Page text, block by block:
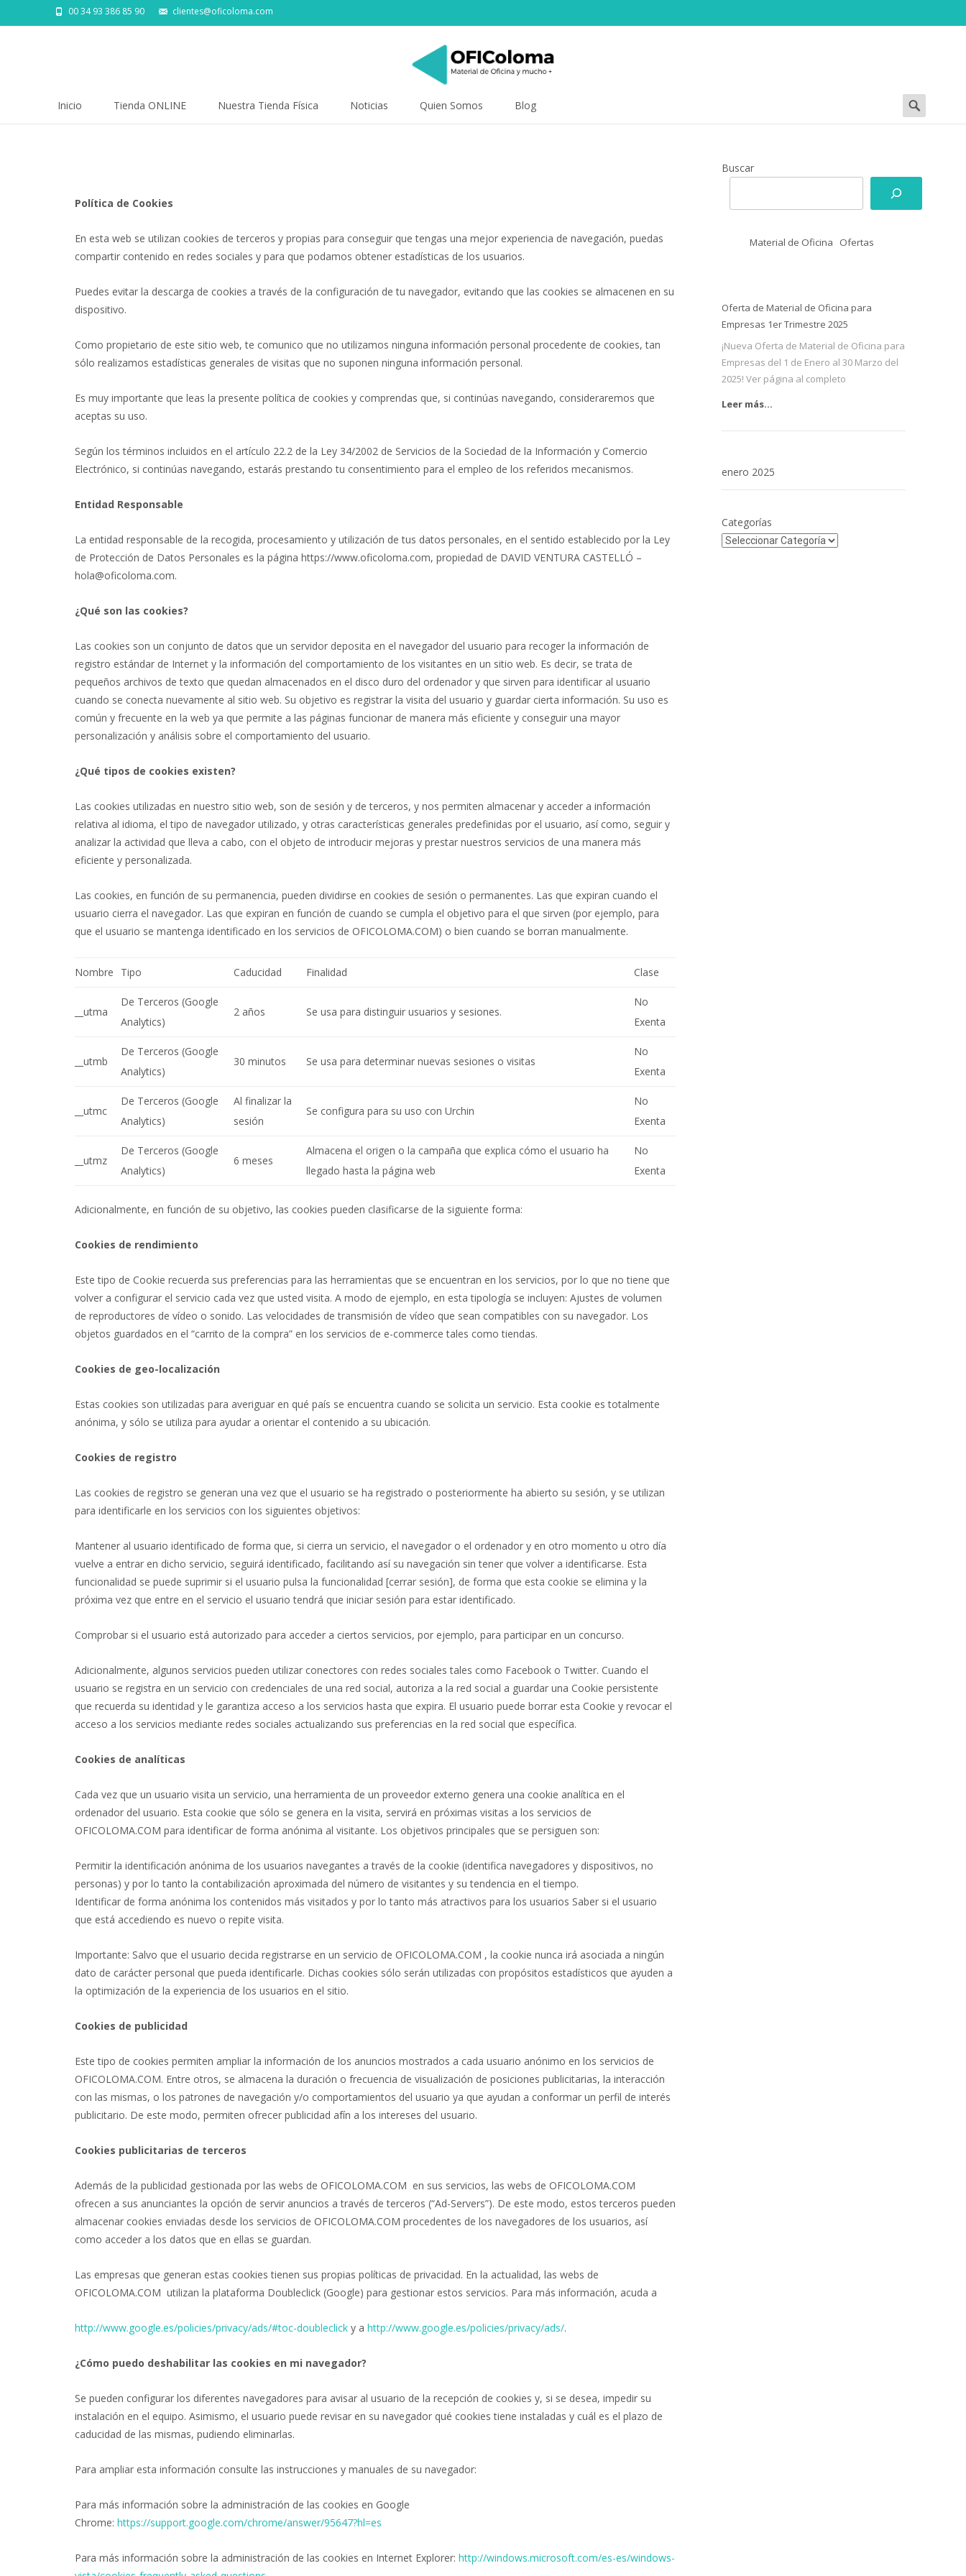
00 34 93 386 85 90 clientes@oficoloma.com
Inicio Tienda ONLINE Nuestra Tienda Física Noticias Quien Somos Blog
Buscar
por:
Política de Cookies
En esta web se utilizan cookies de terceros y propias para conseguir que tengas una mejor experiencia de navegación, puedas
compartir contenido en redes sociales y para que podamos obtener estadísticas de los usuarios.
Puedes evitar la descarga de cookies a través de la configuración de tu navegador, evitando que las cookies se almacenen en su
dispositivo.
Como propietario de este sitio web, te comunico que no utilizamos ninguna información personal procedente de cookies, tan
sólo realizamos estadísticas generales de visitas que no suponen ninguna información personal.
Es muy importante que leas la presente política de cookies y comprendas que, si continúas navegando, consideraremos que
aceptas su uso.
Según los términos incluidos en el artículo 22.2 de la Ley 34/2002 de Servicios de la Sociedad de la Información y Comercio
Electrónico, si continúas navegando, estarás prestando tu consentimiento para el empleo de los referidos mecanismos.
Entidad Responsable
La entidad responsable de la recogida, procesamiento y utilización de tus datos personales, en el sentido establecido por la Ley
de Protección de Datos Personales es la página https://www.oficoloma.com, propiedad de DAVID VENTURA CASTELLÓ –
hola@oficoloma.com.
¿Qué son las cookies?
Las cookies son un conjunto de datos que un servidor deposita en el navegador del usuario para recoger la información de
registro estándar de Internet y la información del comportamiento de los visitantes en un sitio web. Es decir, se trata de
pequeños archivos de texto que quedan almacenados en el disco duro del ordenador y que sirven para identificar al usuario
cuando se conecta nuevamente al sitio web. Su objetivo es registrar la visita del usuario y guardar cierta información. Su uso es
común y frecuente en la web ya que permite a las páginas funcionar de manera más eficiente y conseguir una mayor
personalización y análisis sobre el comportamiento del usuario.
¿Qué tipos de cookies existen?
Las cookies utilizadas en nuestro sitio web, son de sesión y de terceros, y nos permiten almacenar y acceder a información
relativa al idioma, el tipo de navegador utilizado, y otras características generales predefinidas por el usuario, así como, seguir y
analizar la actividad que lleva a cabo, con el objeto de introducir mejoras y prestar nuestros servicios de una manera más
eficiente y personalizada.
Las cookies, en función de su permanencia, pueden dividirse en cookies de sesión o permanentes. Las que expiran cuando el
usuario cierra el navegador. Las que expiran en función de cuando se cumpla el objetivo para el que sirven (por ejemplo, para
que el usuario se mantenga identificado en los servicios de OFICOLOMA.COM) o bien cuando se borran manualmente.
Nombre Tipo Caducidad Finalidad Clase
__utma
De Terceros (Google
Analytics)
2 años Se usa para distinguir usuarios y sesiones.
No
Exenta
__utmb
De Terceros (Google
Analytics)
30 minutos Se usa para determinar nuevas sesiones o visitas
No
Exenta
__utmc
De Terceros (Google
Analytics)
Al finalizar la
sesión
Se configura para su uso con Urchin
No
Exenta
__utmz
De Terceros (Google
Analytics)
6 meses
Almacena el origen o la campaña que explica cómo el usuario ha
llegado hasta la página web
No
Exenta
Adicionalmente, en función de su objetivo, las cookies pueden clasificarse de la siguiente forma:
Cookies de rendimiento
Este tipo de Cookie recuerda sus preferencias para las herramientas que se encuentran en los servicios, por lo que no tiene que
volver a configurar el servicio cada vez que usted visita. A modo de ejemplo, en esta tipología se incluyen: Ajustes de volumen
de reproductores de vídeo o sonido. Las velocidades de transmisión de vídeo que sean compatibles con su navegador. Los
objetos guardados en el “carrito de la compra” en los servicios de e-commerce tales como tiendas.
Cookies de geo-localización
Estas cookies son utilizadas para averiguar en qué país se encuentra cuando se solicita un servicio. Esta cookie es totalmente
anónima, y sólo se utiliza para ayudar a orientar el contenido a su ubicación.
Cookies de registro
Las cookies de registro se generan una vez que el usuario se ha registrado o posteriormente ha abierto su sesión, y se utilizan
para identificarle en los servicios con los siguientes objetivos:
Mantener al usuario identificado de forma que, si cierra un servicio, el navegador o el ordenador y en otro momento u otro día
vuelve a entrar en dicho servicio, seguirá identificado, facilitando así su navegación sin tener que volver a identificarse. Esta
funcionalidad se puede suprimir si el usuario pulsa la funcionalidad [cerrar sesión], de forma que esta cookie se elimina y la
próxima vez que entre en el servicio el usuario tendrá que iniciar sesión para estar identificado.
Comprobar si el usuario está autorizado para acceder a ciertos servicios, por ejemplo, para participar en un concurso.
Adicionalmente, algunos servicios pueden utilizar conectores con redes sociales tales como Facebook o Twitter. Cuando el
usuario se registra en un servicio con credenciales de una red social, autoriza a la red social a guardar una Cookie persistente
que recuerda su identidad y le garantiza acceso a los servicios hasta que expira. El usuario puede borrar esta Cookie y revocar el
acceso a los servicios mediante redes sociales actualizando sus preferencias en la red social que específica.
Cookies de analíticas
Cada vez que un usuario visita un servicio, una herramienta de un proveedor externo genera una cookie analítica en el
ordenador del usuario. Esta cookie que sólo se genera en la visita, servirá en próximas visitas a los servicios de
OFICOLOMA.COM para identificar de forma anónima al visitante. Los objetivos principales que se persiguen son:
Permitir la identificación anónima de los usuarios navegantes a través de la cookie (identifica navegadores y dispositivos, no
personas) y por lo tanto la contabilización aproximada del número de visitantes y su tendencia en el tiempo.
Identificar de forma anónima los contenidos más visitados y por lo tanto más atractivos para los usuarios Saber si el usuario
que está accediendo es nuevo o repite visita.
Importante: Salvo que el usuario decida registrarse en un servicio de OFICOLOMA.COM , la cookie nunca irá asociada a ningún
dato de carácter personal que pueda identificarle. Dichas cookies sólo serán utilizadas con propósitos estadísticos que ayuden a
la optimización de la experiencia de los usuarios en el sitio.
Cookies de publicidad
Este tipo de cookies permiten ampliar la información de los anuncios mostrados a cada usuario anónimo en los servicios de
OFICOLOMA.COM. Entre otros, se almacena la duración o frecuencia de visualización de posiciones publicitarias, la interacción
con las mismas, o los patrones de navegación y/o comportamientos del usuario ya que ayudan a conformar un perfil de interés
publicitario. De este modo, permiten ofrecer publicidad afín a los intereses del usuario.
Cookies publicitarias de terceros
Además de la publicidad gestionada por las webs de OFICOLOMA.COM en sus servicios, las webs de OFICOLOMA.COM
ofrecen a sus anunciantes la opción de servir anuncios a través de terceros (“Ad-Servers”). De este modo, estos terceros pueden
almacenar cookies enviadas desde los servicios de OFICOLOMA.COM procedentes de los navegadores de los usuarios, así
como acceder a los datos que en ellas se guardan.
Las empresas que generan estas cookies tienen sus propias políticas de privacidad. En la actualidad, las webs de
OFICOLOMA.COM utilizan la plataforma Doubleclick (Google) para gestionar estos servicios. Para más información, acuda a
http://www.google.es/policies/privacy/ads/#toc-doubleclick y a http://www.google.es/policies/privacy/ads/.
¿Cómo puedo deshabilitar las cookies en mi navegador?
Se pueden configurar los diferentes navegadores para avisar al usuario de la recepción de cookies y, si se desea, impedir su
instalación en el equipo. Asimismo, el usuario puede revisar en su navegador qué cookies tiene instaladas y cuál es el plazo de
caducidad de las mismas, pudiendo eliminarlas.
Para ampliar esta información consulte las instrucciones y manuales de su navegador:
Para más información sobre la administración de las cookies en Google
Chrome: https://support.google.com/chrome/answer/95647?hl=es
Para más información sobre la administración de las cookies en Internet Explorer: http://windows.microsoft.com/es-es/windows-
Buscar
Material de Oficina Ofertas
Oferta de Material de Oficina para
Empresas 1er Trimestre 2025
¡Nueva Oferta de Material de Oficina para
Empresas del 1 de Enero al 30 Marzo del
2025! Ver página al completo
Leer más...
enero 2025
Categorías